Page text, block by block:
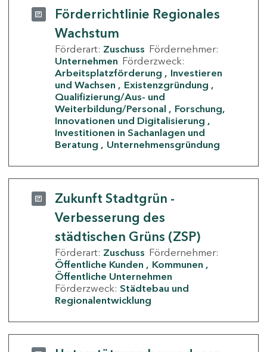
Förderrichtlinie Regionales
Wachstum
Förderart: Zuschuss Fördernehmer:
Unternehmen Förderzweck:
Arbeitsplatzförderung
Investieren
und Wachsen
Existenzgründung
Qualifizierung/Aus- und
Weiterbildung/Personal
Forschung,
Innovationen und Digitalisierung
Investitionen in Sachanlagen und
Beratung
Unternehmensgründung
Zukunft Stadtgrün -
Verbesserung des
städtischen Grüns (ZSP)
Förderart: Zuschuss Fördernehmer:
Öffentliche Kunden
Kommunen
Öffentliche Unternehmen
Förderzweck: Städtebau und
Regionalentwicklung